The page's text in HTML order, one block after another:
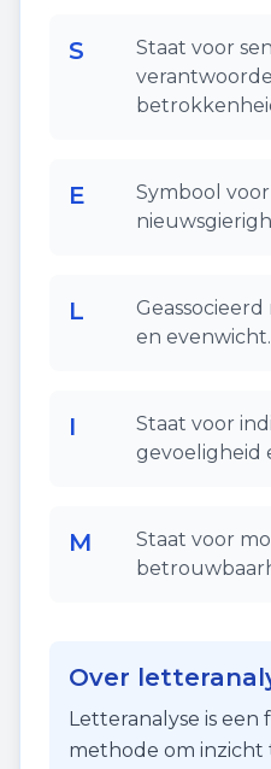
S
Staat voor
E
Symbool
L
en evenwicht.
I
Staat voor
gevoeligheid
M
Staat voor
Over
Letteranalyse is een
methode om inzicht